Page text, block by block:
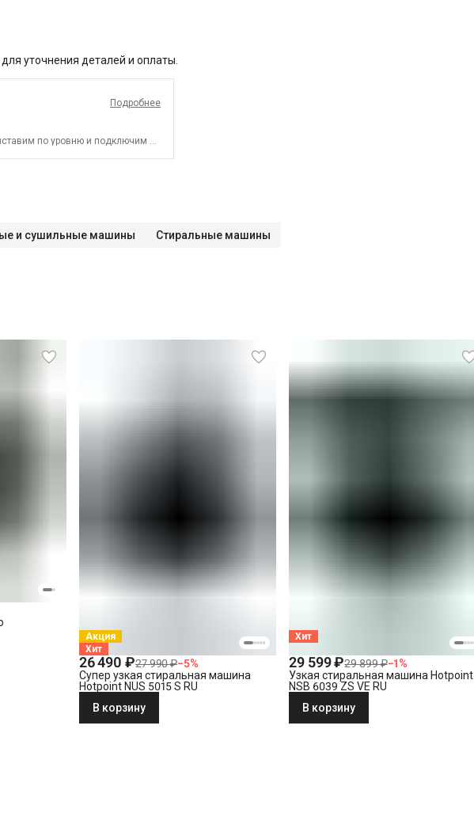
уточнения деталей и оплаты.
Подробнее
по уровню и подключим к
и сушильные машины Стиральные машины
Акция
Хит
26 490 ₽27 990 ₽−5%
Супер узкая стиральная машина
Hotpoint NUS 5015 S RU
В корзину
Хит
29 599 ₽29 899 ₽−1%
Узкая стиральная машина Hotpoint
NSB 6039 ZS VE RU
В корзину